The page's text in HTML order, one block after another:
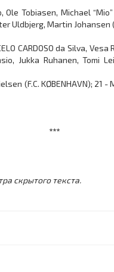
Tobiasen, Michael
Uldbjerg, Martin
CARDOSO da Silva,
Jukka Ruhanen, Tomi
(F.C. KØBENHAVN); 21
***
скрытого текста.